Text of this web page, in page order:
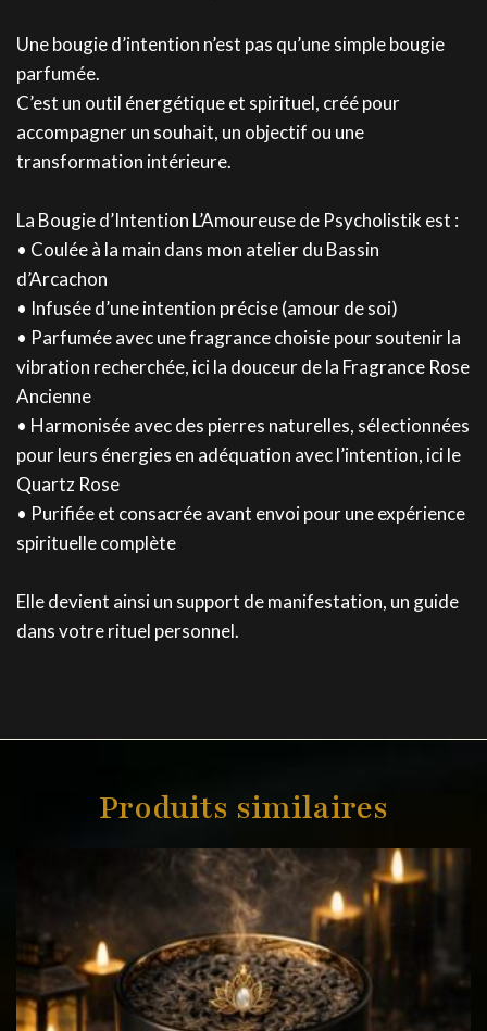
Une bougie d’intention n’est pas qu’une simple bougie
parfumée.
C’est un outil énergétique et spirituel, créé pour
accompagner un souhait, un objectif ou une
transformation intérieure.
La Bougie d’Intention L’Amoureuse de Psycholistik est :
• Coulée à la main dans mon atelier du Bassin
d’Arcachon
• Infusée d’une intention précise (amour de soi)
• Parfumée avec une fragrance choisie pour soutenir la
vibration recherchée, ici la douceur de la Fragrance Rose
Ancienne
• Harmonisée avec des pierres naturelles, sélectionnées
pour leurs énergies en adéquation avec l’intention, ici le
Quartz Rose
• Purifiée et consacrée avant envoi pour une expérience
spirituelle complète
Elle devient ainsi un support de manifestation, un guide
dans votre rituel personnel.
Produits similaires
Ce
produit
a
variations.
Les